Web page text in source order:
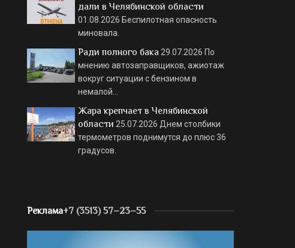
дали в Челябинской области
01.08.2026 Беспилотная опасность
миновала.
Ради полного бака 29.07.2026 По
мнению автозаправщиков, ажиотаж
вокруг ситуации с бензином в
немалой…
Жара крепчает в Челябинской
области 25.07.2026 Днем столбики
термометров поднимутся до плюс 36
градусов.
Реклама+7 (3513) 57–23–55